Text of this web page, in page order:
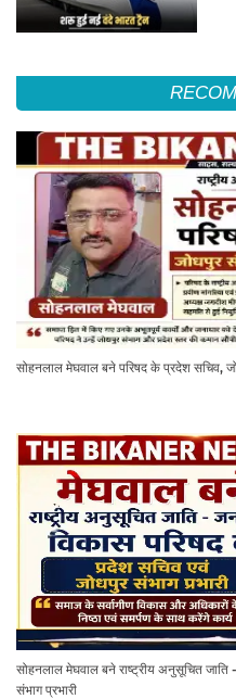
सोहनलाल मेघवाल बने परिषद के प्रदेश सचिव,
सोहनलाल मेघवाल बने राष्ट्रीय अनुसूचित
संभाग प्रभारी